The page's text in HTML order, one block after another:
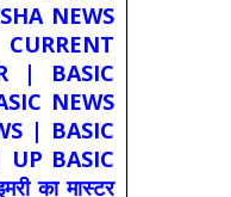
NEWS
| BASIC
NEWS
| BASIC
UP BASIC
का मास्टर